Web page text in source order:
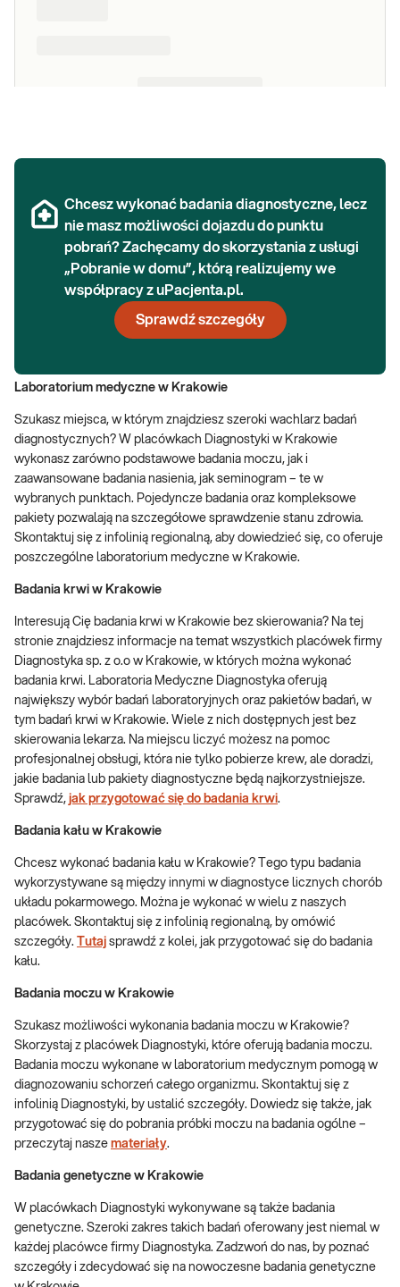
Chcesz wykonać badania diagnostyczne, lecz
nie masz możliwości dojazdu do punktu
pobrań? Zachęcamy do skorzystania z usługi
„Pobranie w domu”, którą realizujemy we
współpracy z uPacjenta.pl.
Sprawdź szczegóły
Laboratorium medyczne w Krakowie
Szukasz miejsca, w którym znajdziesz szeroki wachlarz badań
diagnostycznych? W placówkach Diagnostyki w Krakowie
wykonasz zarówno podstawowe badania moczu, jak i
zaawansowane badania nasienia, jak seminogram – te w
wybranych punktach. Pojedyncze badania oraz kompleksowe
pakiety pozwalają na szczegółowe sprawdzenie stanu zdrowia.
Skontaktuj się z infolinią regionalną, aby dowiedzieć się, co oferuje
poszczególne laboratorium medyczne w Krakowie.
Badania krwi w Krakowie
Interesują Cię badania krwi w Krakowie bez skierowania? Na tej
stronie znajdziesz informacje na temat wszystkich placówek firmy
Diagnostyka sp. z o.o w Krakowie, w których można wykonać
badania krwi. Laboratoria Medyczne Diagnostyka oferują
największy wybór badań laboratoryjnych oraz pakietów badań, w
tym badań krwi w Krakowie. Wiele z nich dostępnych jest bez
skierowania lekarza. Na miejscu liczyć możesz na pomoc
profesjonalnej obsługi, która nie tylko pobierze krew, ale doradzi,
jakie badania lub pakiety diagnostyczne będą najkorzystniejsze.
Sprawdź, jak przygotować się do badania krwi.
Badania kału w Krakowie
Chcesz wykonać badania kału w Krakowie? Tego typu badania
wykorzystywane są między innymi w diagnostyce licznych chorób
układu pokarmowego. Można je wykonać w wielu z naszych
placówek. Skontaktuj się z infolinią regionalną, by omówić
szczegóły.
Tutaj sprawdź z kolei, jak przygotować się do badania
kału.
Badania moczu w Krakowie
Szukasz możliwości wykonania badania moczu w Krakowie?
Skorzystaj z placówek Diagnostyki, które oferują badania moczu.
Badania moczu wykonane w laboratorium medycznym pomogą w
diagnozowaniu schorzeń całego organizmu. Skontaktuj się z
infolinią Diagnostyki, by ustalić szczegóły. Dowiedz się także, jak
przygotować się do pobrania próbki moczu na badania ogólne –
przeczytaj nasze materiały.
Badania genetyczne w Krakowie
W placówkach Diagnostyki wykonywane są także badania
genetyczne. Szeroki zakres takich badań oferowany jest niemal w
każdej placówce firmy Diagnostyka. Zadzwoń do nas, by poznać
szczegóły i zdecydować się na nowoczesne badania genetyczne